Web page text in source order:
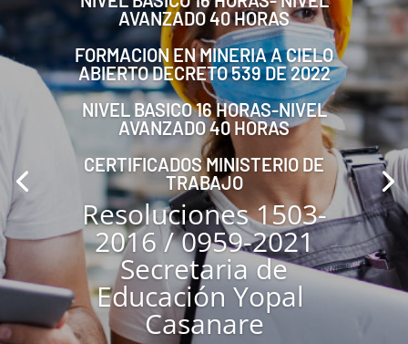
AVANZADO 40 HORAS
FORMACION EN MINERIA A CIELO
ABIERTO DECRETO 539 DE 2022
NIVEL BASICO 16 HORAS-NIVEL
AVANZADO 40 HORAS
CERTIFICADOS MINISTERIO DE
TRABAJO
Resoluciones 1503-
2016 / 0959-2021
Secretaria de
Educación Yopal
Casanare